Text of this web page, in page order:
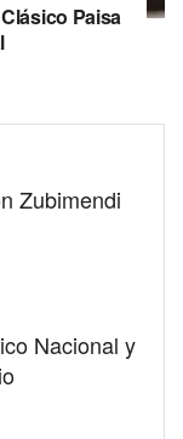
Paisa
Zubimendi
Nacional y